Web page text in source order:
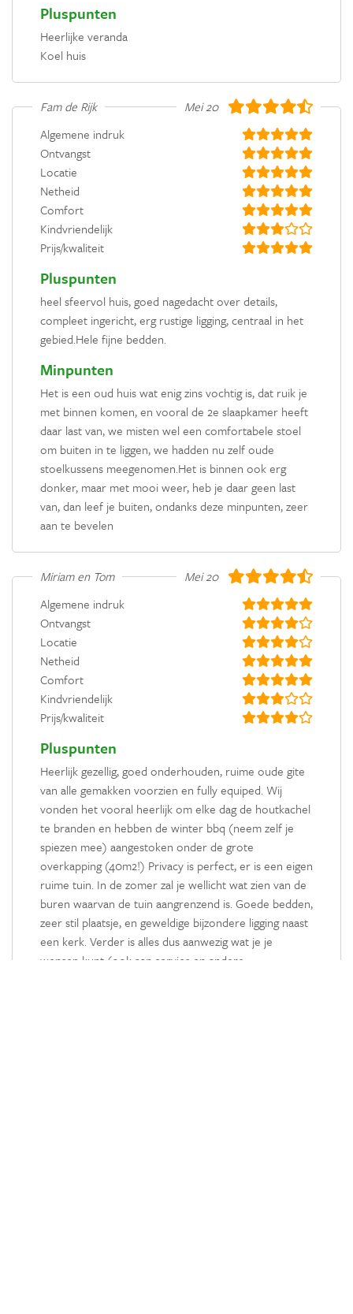
Pluspunten
Heerlijke veranda
Koel huis
Fam de Rijk
Mei 2019
Algemene indruk
Ontvangst
Locatie
Netheid
Comfort
Kindvriendelijk
Prijs/kwaliteit
Pluspunten
heel sfeervol huis, goed nagedacht over details,
compleet ingericht, erg rustige ligging, centraal in het
gebied.Hele fijne bedden.
Minpunten
Het is een oud huis wat enig zins vochtig is, dat ruik je
met binnen komen, en vooral de 2e slaapkamer heeft
daar last van, we misten wel een comfortabele stoel
om buiten in te liggen, we hadden nu zelf oude
stoelkussens meegenomen.Het is binnen ook erg
donker, maar met mooi weer, heb je daar geen last
van, dan leef je buiten, ondanks deze minpunten, zeer
aan te bevelen
Miriam en Tom
Mei 2019
Algemene indruk
Ontvangst
Locatie
Netheid
Comfort
Kindvriendelijk
Prijs/kwaliteit
Pluspunten
Heerlijk gezellig, goed onderhouden, ruime oude gite
van alle gemakken voorzien en fully equiped. Wij
vonden het vooral heerlijk om elke dag de houtkachel
te branden en hebben de winter bbq (neem zelf je
spiezen mee) aangestoken onder de grote
overkapping (40m2!) Privacy is perfect, er is een eigen
ruime tuin. In de zomer zal je wellicht wat zien van de
buren waarvan de tuin aangrenzend is. Goede bedden,
zeer stil plaatsje, en geweldige bijzondere ligging naast
een kerk. Verder is alles dus aanwezig wat je je
wensen kunt (ook aan servies en andere